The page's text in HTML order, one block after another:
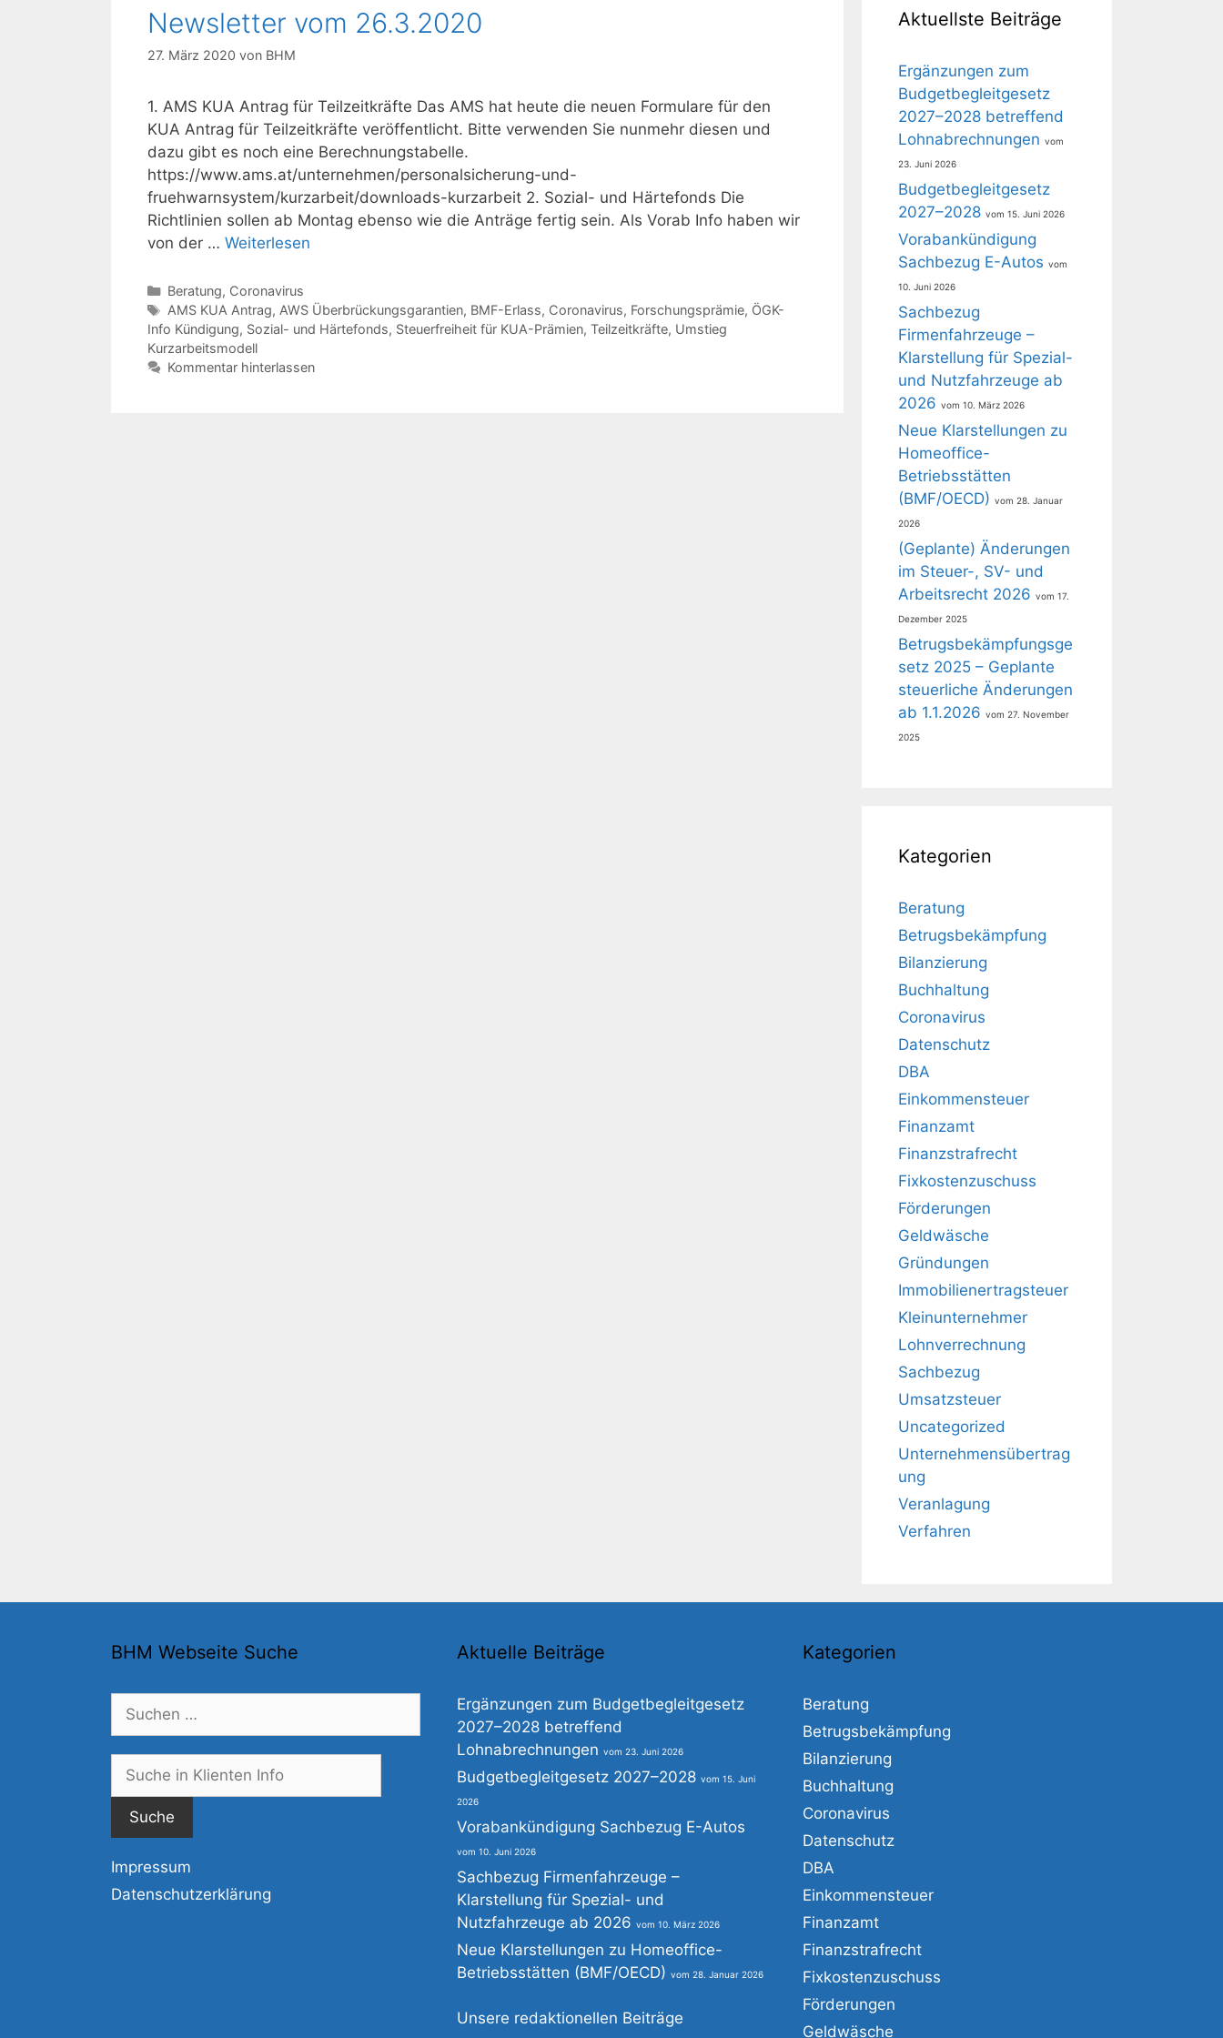
Newsletter vom 26.3.2020
27. März 2020 von BHM
1. AMS KUA Antrag für Teilzeitkräfte Das AMS hat heute die neuen Formulare für den
KUA Antrag für Teilzeitkräfte veröffentlicht. Bitte verwenden Sie nunmehr diesen und
dazu gibt es noch eine Berechnungstabelle.
https://www.ams.at/unternehmen/personalsicherung-und-
fruehwarnsystem/kurzarbeit/downloads-kurzarbeit 2. Sozial- und Härtefonds Die
Richtlinien sollen ab Montag ebenso wie die Anträge fertig sein. Als Vorab Info haben wir
von der … Weiterlesen
Kategorien
Beratung, Coronavirus
Schlagwörter
AMS KUA Antrag, AWS Überbrückungsgarantien, BMF-Erlass, Coronavirus, Forschungsprämie, ÖGK-
Info Kündigung, Sozial- und Härtefonds, Steuerfreiheit für KUA-Prämien, Teilzeitkräfte, Umstieg
Kurzarbeitsmodell
Kommentar hinterlassen
Aktuellste Beiträge
Ergänzungen zum
Budgetbegleitgesetz
2027–2028 betreffend
Lohnabrechnungen
23. Juni 2026
Budgetbegleitgesetz
2027–2028
15. Juni 2026
Vorabankündigung
Sachbezug E-Autos
10. Juni 2026
Sachbezug
Firmenfahrzeuge –
Klarstellung für Spezial-
und Nutzfahrzeuge ab
2026
10. März 2026
Neue Klarstellungen zu
Homeoffice-
Betriebsstätten
(BMF/OECD)
28. Januar
2026
(Geplante) Änderungen
im Steuer-, SV- und
Arbeitsrecht 2026
17.
Dezember 2025
Betrugsbekämpfungsge
setz 2025 – Geplante
steuerliche Änderungen
ab 1.1.2026
27. November
2025
Kategorien
Beratung
Betrugsbekämpfung
Bilanzierung
Buchhaltung
Coronavirus
Datenschutz
DBA
Einkommensteuer
Finanzamt
Finanzstrafrecht
Fixkostenzuschuss
Förderungen
Geldwäsche
Gründungen
Immobilienertragsteuer
Kleinunternehmer
Lohnverrechnung
Sachbezug
Umsatzsteuer
Uncategorized
Unternehmensübertrag
ung
Veranlagung
Verfahren
BHM Webseite Suche
nach:
Impressum
Datenschutzerklärung
Aktuelle Beiträge
Ergänzungen zum Budgetbegleitgesetz
2027–2028 betreffend
Lohnabrechnungen
23. Juni 2026
Budgetbegleitgesetz 2027–2028 15. Juni
2026
Vorabankündigung Sachbezug E-Autos
10. Juni 2026
Sachbezug Firmenfahrzeuge –
Klarstellung für Spezial- und
Nutzfahrzeuge ab 2026
10. März 2026
Neue Klarstellungen zu Homeoffice-
Betriebsstätten (BMF/OECD)
28. Januar 2026
Unsere redaktionellen Beiträge
Kategorien
Beratung
Betrugsbekämpfung
Bilanzierung
Buchhaltung
Coronavirus
Datenschutz
DBA
Einkommensteuer
Finanzamt
Finanzstrafrecht
Fixkostenzuschuss
Förderungen
Geldwäsche